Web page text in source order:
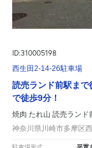
ID:310005198
西生田2-14-26駐車場
読売ランド前駅まで
で徒歩9分！
焼肉 たれ山 読売ランド
神奈川県川崎市多摩区